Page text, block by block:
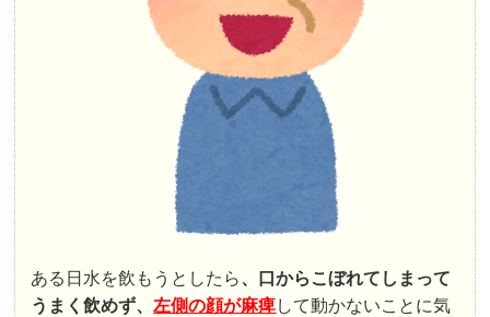
ある日水を飲もうとしたら、口からこぼれてしまって
うまく飲めず、左側の顔が麻痺して動かないことに気